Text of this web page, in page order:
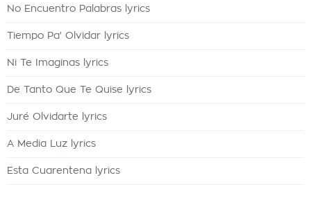
No Encuentro Palabras lyrics
Tiempo Pa' Olvidar lyrics
Ni Te Imaginas lyrics
De Tanto Que Te Quise lyrics
Juré Olvidarte lyrics
A Media Luz lyrics
Esta Cuarentena lyrics